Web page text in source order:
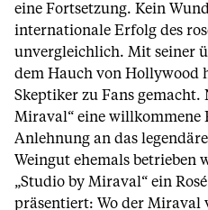
eine Fortsetzung. Kein
internationale Erfolg des
unvergleichlich. Mit seiner
dem Hauch von Hollywood
Skeptiker zu Fans
Miraval“ eine willkommene
Anlehnung an das
Weingut ehemals betrieben
„Studio by Miraval“ ein
präsentiert: Wo der Miraval